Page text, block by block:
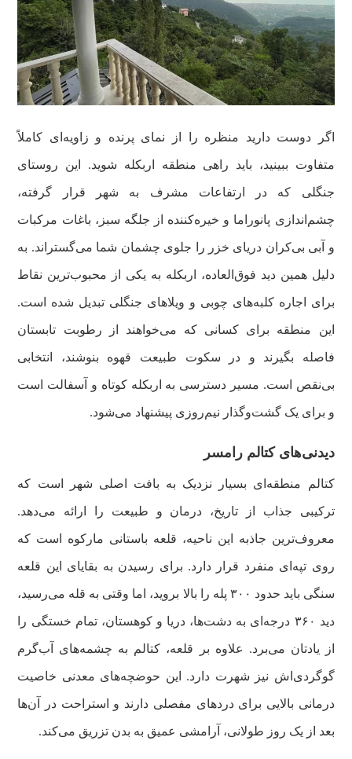
اگر دوست دارید منظره را از نمای پرنده و زاویه‌ای کاملاً
متفاوت ببینید، باید راهی منطقه اربکله شوید. این روستای
جنگلی که در ارتفاعات مشرف به شهر قرار گرفته،
چشم‌اندازی پانوراما و خیره‌کننده از جلگه سبز، باغات مرکبات
و آبی بی‌کران دریای خزر را جلوی چشمان شما می‌گستراند. به
دلیل همین دید فوق‌العاده، اربکله به یکی از محبوب‌ترین نقاط
برای اجاره کلبه‌های چوبی و ویلاهای جنگلی تبدیل شده است.
این منطقه برای کسانی که می‌خواهند از رطوبت تابستان
فاصله بگیرند و در سکوت طبیعت قهوه بنوشند، انتخابی
بی‌نقص است. مسیر دسترسی به اربکله کوتاه و آسفالت است
و برای یک گشت‌وگذار نیم‌روزی پیشنهاد می‌شود.
دیدنی‌های کتالم رامسر
کتالم منطقه‌ای بسیار نزدیک به بافت اصلی شهر است که
ترکیبی جذاب از تاریخ، درمان و طبیعت را ارائه می‌دهد.
معروف‌ترین جاذبه این ناحیه، قلعه باستانی مارکوه است که
روی تپه‌ای منفرد قرار دارد. برای رسیدن به بقایای این قلعه
سنگی باید حدود ۳۰۰ پله را بالا بروید، اما وقتی به قله می‌رسید،
دید ۳۶۰ درجه‌ای به دشت‌ها، دریا و کوهستان، تمام خستگی را
از یادتان می‌برد. علاوه بر قلعه، کتالم به چشمه‌های آب‌گرم
گوگردی‌اش نیز شهرت دارد. این حوضچه‌های معدنی خاصیت
درمانی بالایی برای دردهای مفصلی دارند و استراحت در آن‌ها
بعد از یک روز طولانی، آرامشی عمیق به بدن تزریق می‌کند.